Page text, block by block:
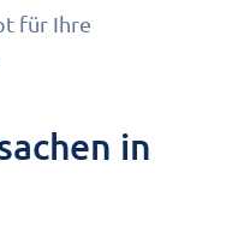
für Ihre
in